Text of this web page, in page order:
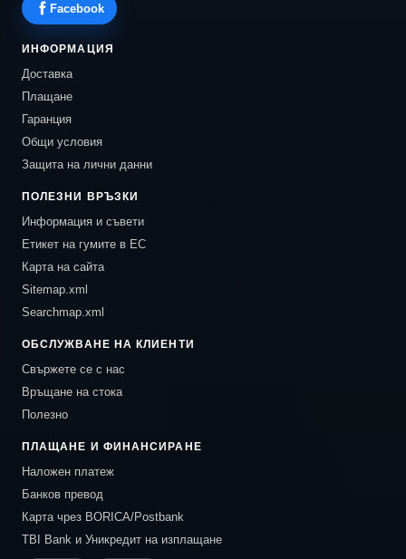
Facebook
ИНФОРМАЦИЯ
Доставка
Плащане
Гаранция
Общи условия
Защита на лични данни
ПОЛЕЗНИ ВРЪЗКИ
Информация и съвети
Етикет на гумите в ЕС
Карта на сайта
Sitemap.xml
Searchmap.xml
ОБСЛУЖВАНЕ НА КЛИЕНТИ
Свържете се с нас
Връщане на стока
Полезно
ПЛАЩАНЕ И ФИНАНСИРАНЕ
Наложен платеж
Банков превод
Карта чрез BORICA/Postbank
TBI Bank и Уникредит на изплащане